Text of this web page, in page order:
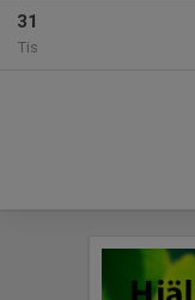
31
Tis